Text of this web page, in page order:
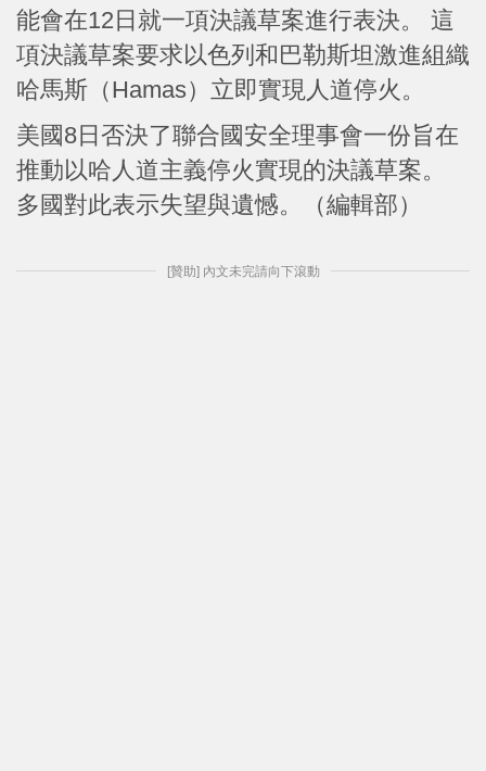
能會在12日就一項決議草案進行表決。 這
項決議草案要求以色列和巴勒斯坦激進組織
哈馬斯（Hamas）立即實現人道停火。
美國8日否決了聯合國安全理事會一份旨在
推動以哈人道主義停火實現的決議草案。
多國對此表示失望與遺憾。（編輯部）
[贊助] 內文未完請向下滾動